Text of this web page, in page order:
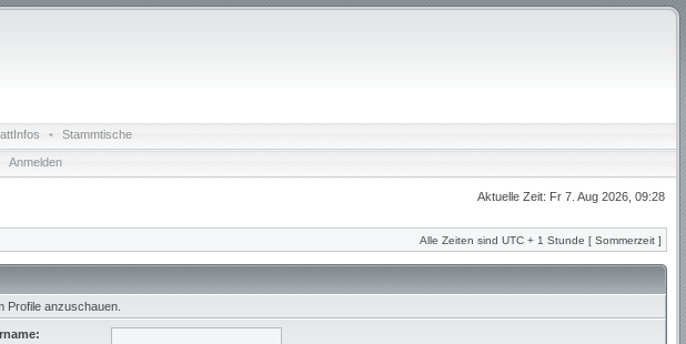
• Stammtische
Anmelden
Aktuelle Zeit: Fr 7. Aug 2026, 09:28
Alle Zeiten sind UTC + 1 Stunde [ Sommerzeit ]
Profile anzuschauen.